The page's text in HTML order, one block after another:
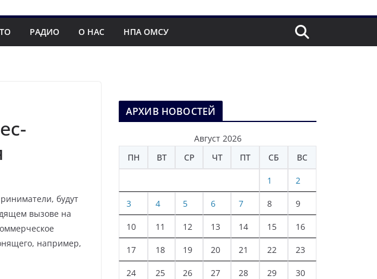
РАДИО О НАС НПА ОМСУ
будут
вызове на
например,
АРХИВ НОВОСТЕЙ
Август 2026
ПН
ВТ СР ЧТ ПТ СБ ВС
1 2
3 4 5 6 7 8 9
10 11 12 13 14 15 16
17 18 19 20 21 22 23
24 25 26 27 28 29 30